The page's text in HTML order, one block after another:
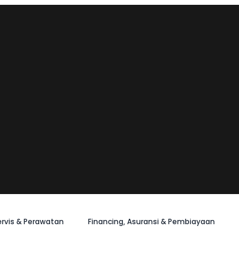
& Perawatan Financing, Asuransi & Pembiayaan